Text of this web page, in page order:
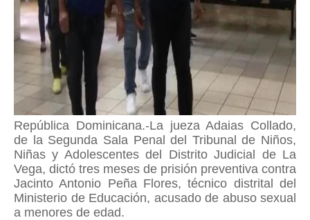
República Dominicana.-La jueza Adaias Collado,
de la Segunda Sala Penal del Tribunal de Niños,
Niñas y Adolescentes del Distrito Judicial de La
Vega, dictó tres meses de prisión preventiva contra
Jacinto Antonio Peña Flores, técnico distrital del
Ministerio de Educación, acusado de abuso sexual
a menores de edad.